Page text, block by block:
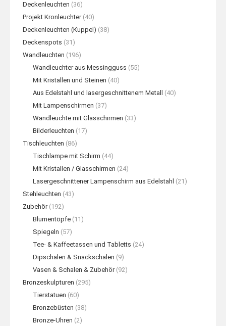
Deckenleuchten (36)
Projekt Kronleuchter (40)
Deckenleuchten (Kuppel) (38)
Deckenspots (31)
Wandleuchten (196)
Wandleuchter aus Messingguss (55)
Mit Kristallen und Steinen (40)
Aus Edelstahl und lasergeschnittenem Metall
(40)
Mit Lampenschirmen (37)
Wandleuchte mit Glasschirmen (33)
Bilderleuchten (17)
Tischleuchten (86)
Tischlampe mit Schirm (44)
Mit Kristallen / Glasschirmen (24)
Lasergeschnittener Lampenschirm aus Edelstahl (21)
Stehleuchten (43)
Zubehör (192)
Blumentöpfe (11)
Spiegeln (57)
Tee- & Kaffeetassen und Tabletts (24)
Dipschalen & Snackschalen (9)
Vasen & Schalen & Zubehör (92)
Bronzeskulpturen (295)
Tierstatuen (60)
Bronzebüsten (38)
Bronze-Uhren (2)